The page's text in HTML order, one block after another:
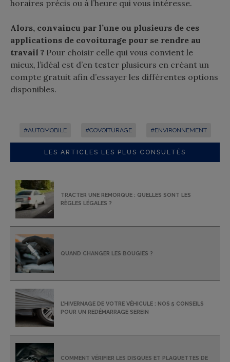
horaires précis ou à l’heure qui vous intéresse.
Alors, convaincu par l’une ou plusieurs de ces
applications de covoiturage pour se rendre au
travail ? Pour choisir celle qui vous convient le
mieux, l’idéal est d’en tester plusieurs en créant un
compte gratuit afin d’essayer les différentes options
disponibles.
#AUTOMOBILE #COVOITURAGE #ENVIRONNEMENT
LES ARTICLES LES PLUS CONSULTÉS
TRACTER UNE REMORQUE : QUELLES SONT LES
RÈGLES LÉGALES ?
QUAND CHANGER LES BOUGIES ?
L’HIVERNAGE DE VOTRE VÉHICULE : NOS 5 CONSEILS
POUR UN REDÉMARRAGE SEREIN
COMMENT VÉRIFIER LES DISQUES ET PLAQUETTES DE